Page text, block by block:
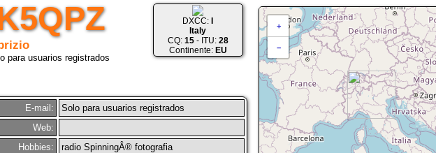
+
−
para usuarios registrados
DXCC:
Italy
CQ: 15- ITU: 28
Continente: EU
E-mail:
Solo para usuarios registrados
Web:
Hobbies:
radio SpinningÂ® fotografia